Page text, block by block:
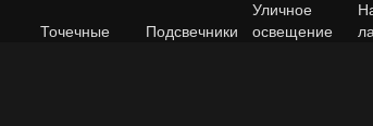
Точечные Подсвечники
Уличное
освещение